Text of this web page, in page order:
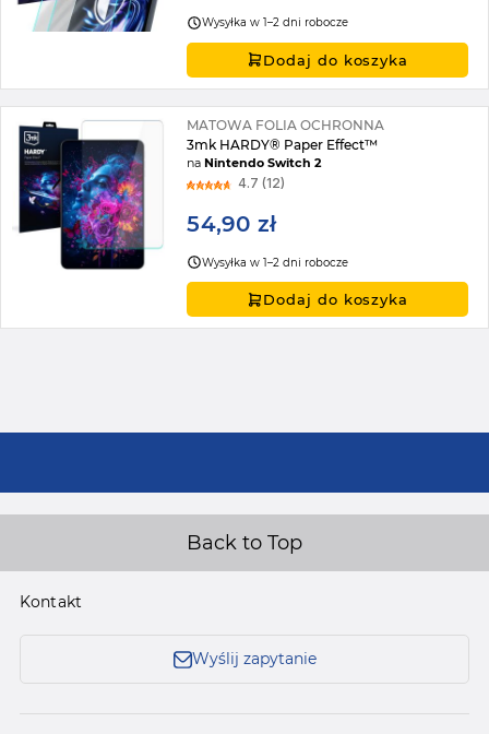
Wysyłka w 1–2 dni robocze
Dodaj do koszyka
MATOWA FOLIA OCHRONNA
3mk HARDY® Paper Effect™
naNintendo Switch 2
4.7 (12)
54,90 zł
Wysyłka w 1–2 dni robocze
Dodaj do koszyka
Back to Top
Kontakt
Wyślij zapytanie